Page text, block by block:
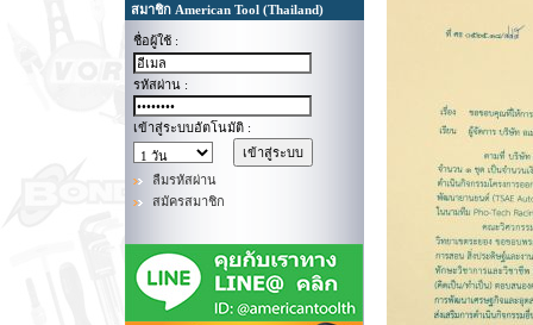
สมาชิก American Tool (Thailand)
ชื่อผู้ใช้ :
รหัสผ่าน :
เข้าสู่ระบบอัตโนมัติ :
ลืมรหัสผ่าน
สมัครสมาชิก